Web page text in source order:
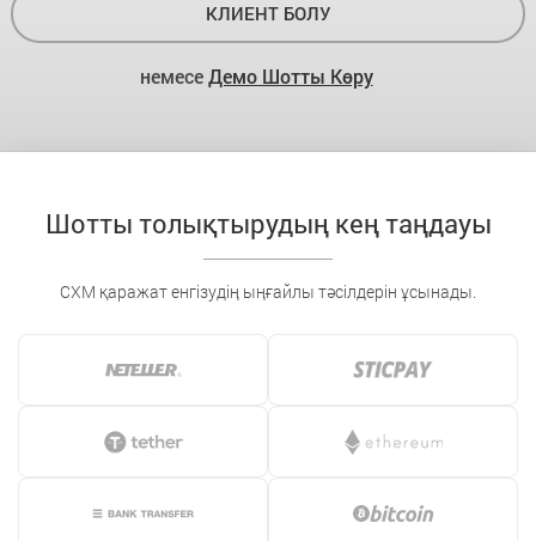
КЛИЕНТ БОЛУ
немесеДемо Шотты Көру
Шотты толықтырудың кең таңдауы
CXM қаражат енгізудің ыңғайлы тәсілдерін ұсынады.